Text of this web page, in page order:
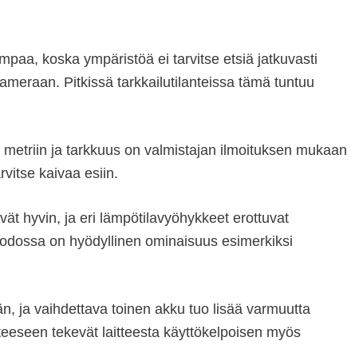
koska ympäristöä ei tarvitse etsiä jatkuvasti
Pitkissä tarkkailutilanteissa tämä tuntuu
ja tarkkuus on valmistajan ilmoituksen mukaan
kaivaa esiin.
hyvin, ja eri lämpötilavyöhykkeet erottuvat
on hyödyllinen ominaisuus esimerkiksi
ja vaihdettava toinen akku tuo lisää varmuutta
tekevät laitteesta käyttökelpoisen myös